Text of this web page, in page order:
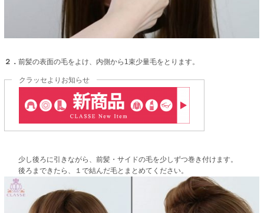
２．前髪の表面の毛をよけ、内側から1束少量毛をとります。
クラッセよりお知らせ
少し後ろに引きながら、前髪・サイドの毛を少しずつ巻き付けます。
後ろまできたら、１で結んだ毛とまとめてください。